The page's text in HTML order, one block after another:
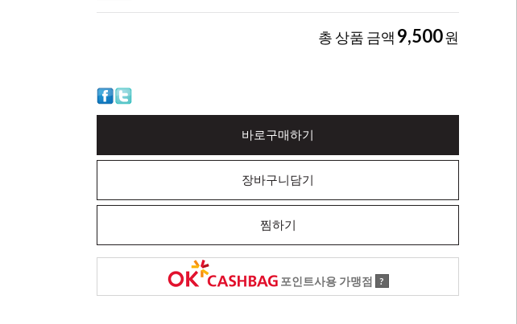
총 상품 금액 9,500원
바로구매하기
장바구니담기
찜하기
포인트사용 가맹점 ?